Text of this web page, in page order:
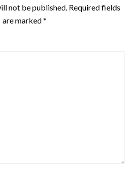
not be published. Required fields
are marked*